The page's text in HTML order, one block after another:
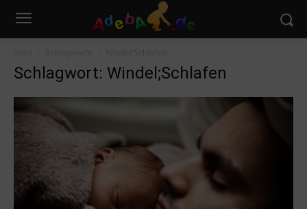
Schlagwort: Windel;Schlafen